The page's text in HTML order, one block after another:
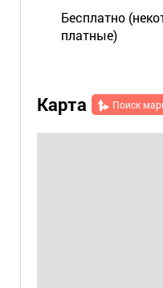
Бесплатно
платные)
Карта Поиск